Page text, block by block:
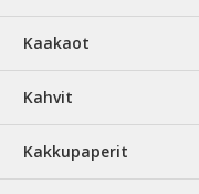
Kaakaot
Kahvit
Kakkupaperit